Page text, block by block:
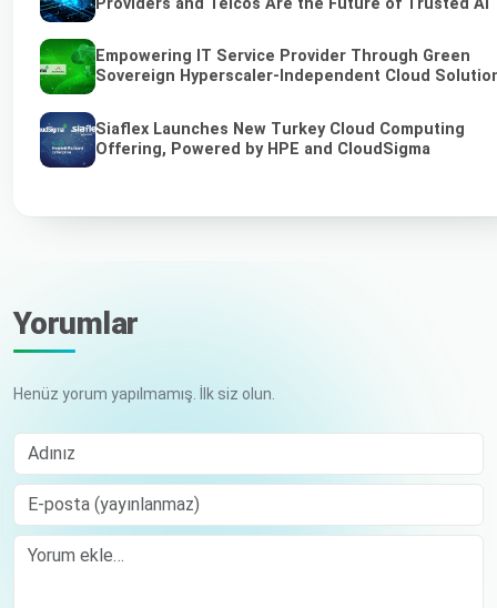
Providers and Telcos Are the Future of Trusted AI
Empowering IT Service Provider Through Green
Sovereign Hyperscaler-Independent Cloud
Siaflex Launches New Turkey Cloud Computing
Offering, Powered by HPE and CloudSigma
Yorumlar
Henüz yorum yapılmamış. İlk siz olun.
Adınız
E-posta (yayınlanmaz)
Comment